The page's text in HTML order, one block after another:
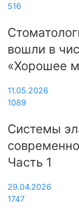
516
вошли в
«Хорошее
11.05.2026
1089
Системы
Часть 1
29.04.2026
1747